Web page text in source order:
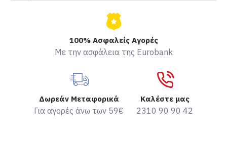
100% Ασφαλείς Αγορές
Με την ασφάλεια της Eurobank
Δωρεάν Μεταφορικά
Για αγορές άνω των 59€
Καλέστε μας
2310 90 90 42